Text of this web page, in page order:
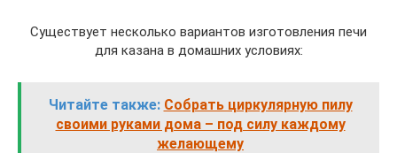
Существует несколько вариантов изготовления печи
для казана в домашних условиях:
Читайте также: Собрать циркулярную пилу
своими руками дома – под силу каждому
желающему